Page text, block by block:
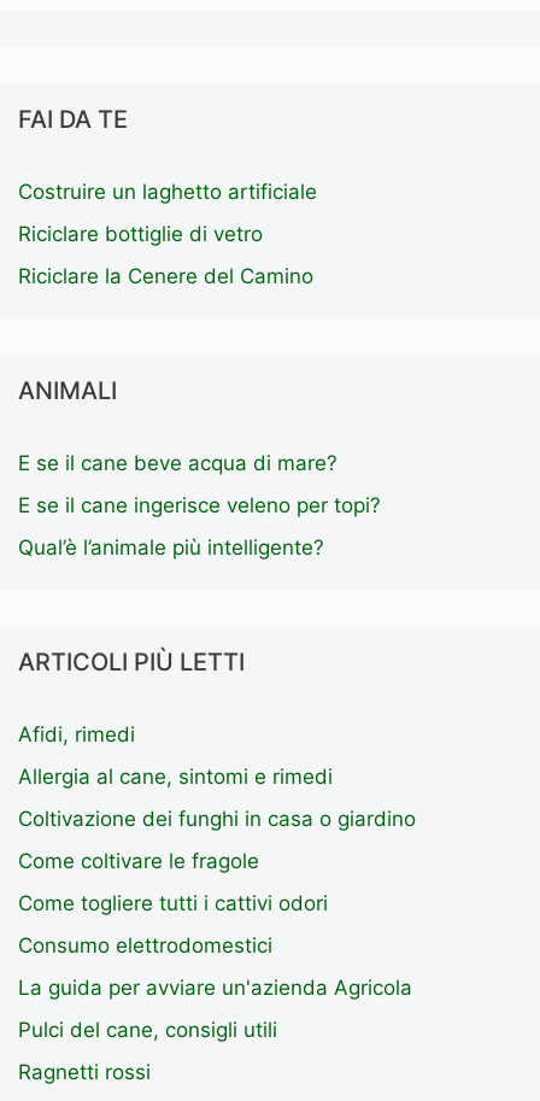
FAI DA TE
Costruire un laghetto artificiale
Riciclare bottiglie di vetro
Riciclare la Cenere del Camino
ANIMALI
E se il cane beve acqua di mare?
E se il cane ingerisce veleno per topi?
Qual’è l’animale più intelligente?
ARTICOLI PIÙ LETTI
Afidi, rimedi
Allergia al cane, sintomi e rimedi
Coltivazione dei funghi in casa o giardino
Come coltivare le fragole
Come togliere tutti i cattivi odori
Consumo elettrodomestici
La guida per avviare un'azienda Agricola
Pulci del cane, consigli utili
Ragnetti rossi